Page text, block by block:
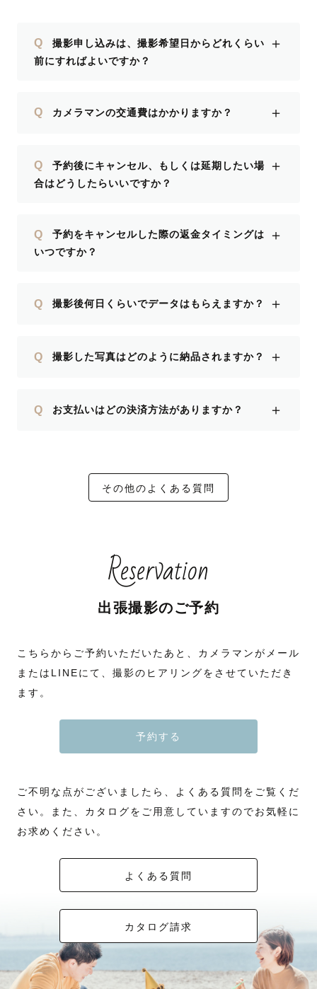
Q
撮影申し込みは、撮影希望日からどれくらい
前にすればよいですか？
＋
Q カメラマンの交通費はかかりますか？ ＋
Q
予約後にキャンセル、もしくは延期したい場
合はどうしたらいいですか？
＋
Q
予約をキャンセルした際の返金タイミングは
いつですか？
＋
Q 撮影後何日くらいでデータはもらえますか？ ＋
Q 撮影した写真はどのように納品されますか？ ＋
Q お支払いはどの決済方法がありますか？ ＋
その他のよくある質問
Reservation
出張撮影のご予約
こちらからご予約いただいたあと、カメラマンがメール
またはLINEにて、撮影のヒアリングをさせていただき
ます。
予約する
ご不明な点がございましたら、よくある質問をご覧くだ
さい。また、カタログをご用意していますのでお気軽に
お求めください。
よくある質問
カタログ請求